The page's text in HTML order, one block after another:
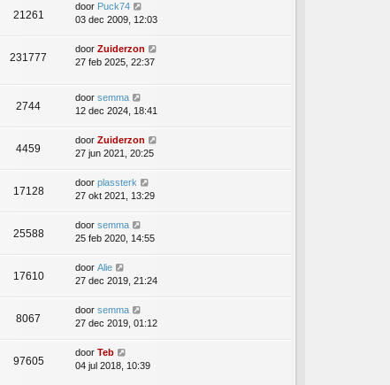
21261
door Puck74
03 dec 2009, 12:03
231777
door Zuiderzon
27 feb 2025, 22:37
2744
door semma
12 dec 2024, 18:41
4459
door Zuiderzon
27 jun 2021, 20:25
17128
door plassterk
27 okt 2021, 13:29
25588
door semma
25 feb 2020, 14:55
17610
door Alie
27 dec 2019, 21:24
8067
door semma
27 dec 2019, 01:12
97605
door Teb
04 jul 2018, 10:39